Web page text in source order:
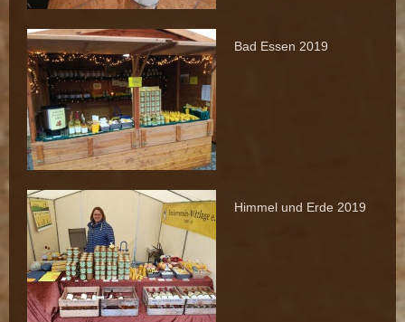
Bad Essen 2019
Himmel und Erde 2019